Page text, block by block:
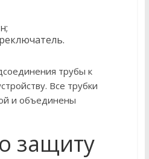
трубы к
Все трубки
и объединены
защиту